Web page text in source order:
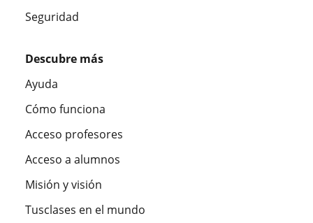
Seguridad
Descubre más
Ayuda
Cómo funciona
Acceso profesores
Acceso a alumnos
Misión y visión
Tusclases en el mundo